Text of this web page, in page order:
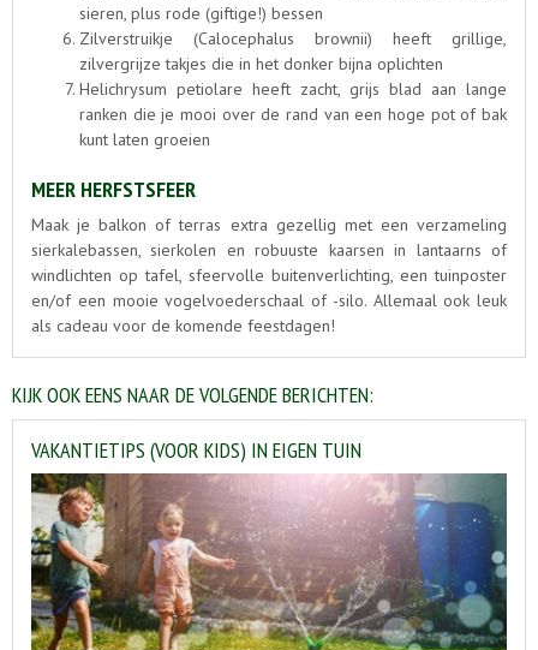
sieren, plus rode (giftige!) bessen
Zilverstruikje (Calocephalus brownii) heeft grillige,
zilvergrijze takjes die in het donker bijna oplichten
Helichrysum petiolare heeft zacht, grijs blad aan lange
ranken die je mooi over de rand van een hoge pot of bak
kunt laten groeien
MEER HERFSTSFEER
Maak je balkon of terras extra gezellig met een verzameling
sierkalebassen, sierkolen en robuuste kaarsen in lantaarns of
windlichten op tafel, sfeervolle buitenverlichting, een tuinposter
en/of een mooie vogelvoederschaal of -silo. Allemaal ook leuk
als cadeau voor de komende feestdagen!
KIJK OOK EENS NAAR DE VOLGENDE BERICHTEN:
VAKANTIETIPS (VOOR KIDS) IN EIGEN TUIN